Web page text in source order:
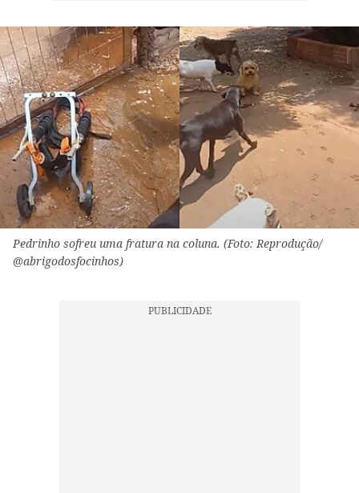
Pedrinho sofreu uma fratura na coluna. (Foto: Reprodução/
@abrigodosfocinhos)